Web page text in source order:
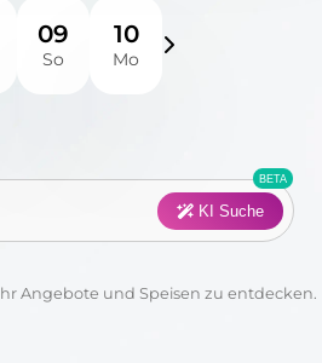
Salat
09
So
10
Mo
KI Suche
Angebote und Speisen zu entdecken.